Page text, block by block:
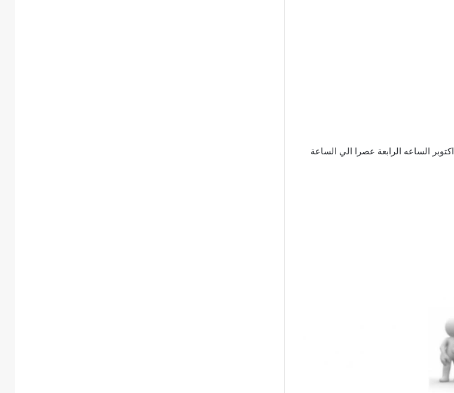
يعلن فريق كيو عن كاستنج سريع لمدة يوم واحد فقط يوم الثلاثاء الموافق 15 اكتوبر الساعه الرابعة عصرا الي الساعة